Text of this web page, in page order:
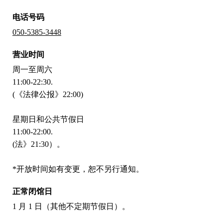
电话号码
050-5385-3448
营业时间
周一至周六
11:00-22:30.
(《法律公报》22:00)
星期日和公共节假日
11:00-22:00.
(法》21:30）。
*开放时间如有变更，恕不另行通知。
正常闭馆日
1 月 1 日（其他不定期节假日）。